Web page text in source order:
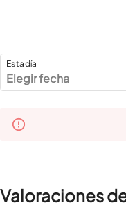
Estadía
Elegir fecha
Valoraciones